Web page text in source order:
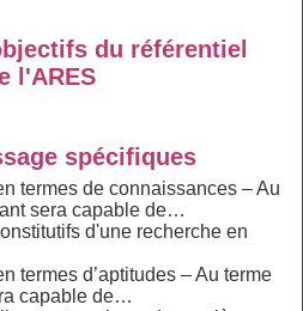
du référentiel
l'ARES
spécifiques
termes de connaissances – Au
sera capable de…
d'une recherche en
termes d’aptitudes – Au terme
capable de…